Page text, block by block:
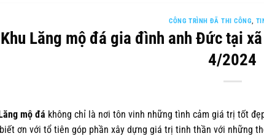
CÔNG TRÌNH ĐÃ THI CÔNG,
Khu Lăng mộ đá gia đình anh Đức tại
4/2024
mộ đá không chỉ là nơi tôn vinh những tình cảm giá trị tốt
ơn với tổ tiên góp phần xây dựng giá trị tinh thần với những